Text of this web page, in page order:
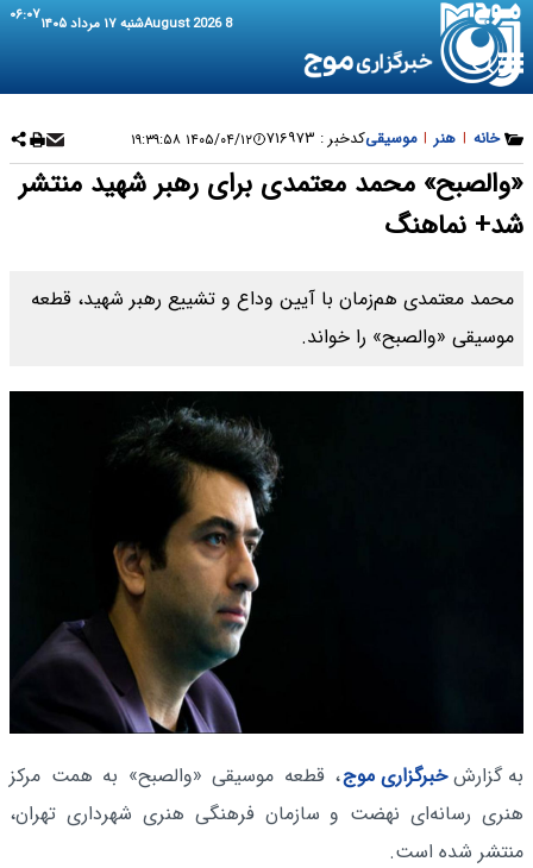
8 August 2026 شنبه ۱۷ مرداد ۱۴۰۵ ۰۶:۰۷
خانه | هنر | موسیقیکدخبر : ۷۱۶۹۷۳ ۱۴۰۵/۰۴/۱۲ ۱۹:۳۹:۵۸
«والصبح» محمد معتمدی برای رهبر شهید منتشر
شد+ نماهنگ
محمد معتمدی هم‌زمان با آیین وداع و تشییع رهبر شهید، قطعه
موسیقی «والصبح» را خواند.
به گزارشخبرگزاری موج، قطعه موسیقی «والصبح» به همت مرکز
هنری رسانه‌ای نهضت و سازمان فرهنگی هنری شهرداری تهران،
منتشر شده است.